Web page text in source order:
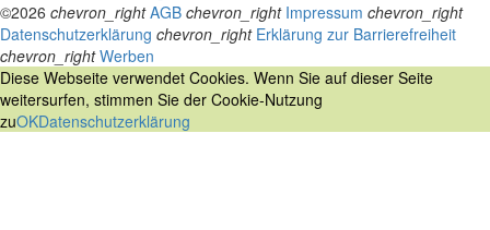
©2026 chevron_right AGB chevron_right Impressum chevron_right
Datenschutzerklärung chevron_right Erklärung zur Barrierefreiheit
chevron_right Werben
Diese Webseite verwendet Cookies. Wenn Sie auf dieser Seite
weitersurfen, stimmen Sie der Cookie-Nutzung
zuOKDatenschutzerklärung